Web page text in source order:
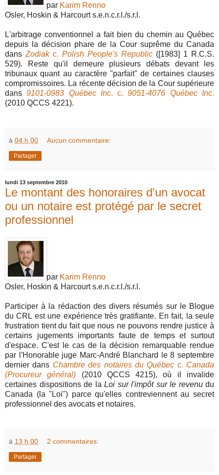
par Karim Renno
Osler, Hoskin & Harcourt s.e.n.c.r.l./s.r.l.
L'arbitrage conventionnel a fait bien du chemin au Québec
depuis la décision phare de la Cour suprême du Canada
dans Zodiakc. Polish People's Republic ([1983] 1 R.C.S.
529). Reste qu'il demeure plusieurs débats devant les
tribunaux quant au caractère "parfait" de certaines clauses
compromissoires. La récente décision de la Cour supérieure
dans9101-0983 Québec Inc. c.9051-4076 Québec Inc.
(2010 QCCS 4221).
à 04 h 00 Aucun commentaire:
Partager
lundi 13 septembre 2010
Le montant des honoraires d'un avocat
ou un notaire est protégé par le secret
professionnel
par Karim Renno
Osler, Hoskin & Harcourt s.e.n.c.r.l./s.r.l.
Participer à la rédaction des divers résumés sur le Blogue
du CRL est une expérience très gratifiante. En fait, la seule
frustration tient du fait que nous ne pouvons rendre justice à
certains jugements importants faute de temps et surtout
d'espace. C'est le cas de la décision remarquable rendue
par l'Honorable juge Marc-André Blanchard le 8 septembre
dernier dans Chambre des notaires du Québec c. Canada
(Procureur général) (2010 QCCS 4215), où il invalide
certaines dispositions de la Loi sur l'impôt sur le revenudu
Canada (la "Loi") parce qu'elles contreviennent au secret
professionnel des avocats et notaires.
à 13 h 00 2 commentaires:
Partager